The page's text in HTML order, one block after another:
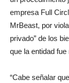
empresa Full
MrBeast, por
privado” de los
que la entidad
“Cabe señalar